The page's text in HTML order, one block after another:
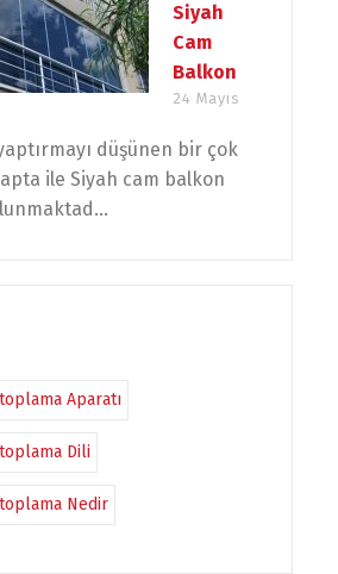
Siyah
Cam
Balkon
24 Mayıs
düşünen bir çok
ile Siyah cam balkon
Aparatı
Dili
Nedir